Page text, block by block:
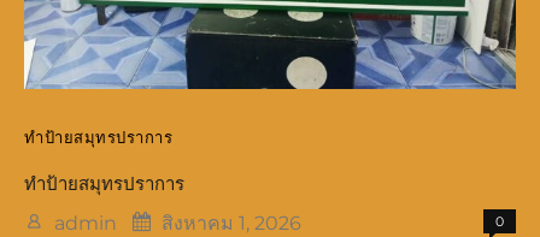
ทำป้ายสมุทรปราการ
ทำป้ายสมุทรปราการ
admin
สิงหาคม 1, 2026 0